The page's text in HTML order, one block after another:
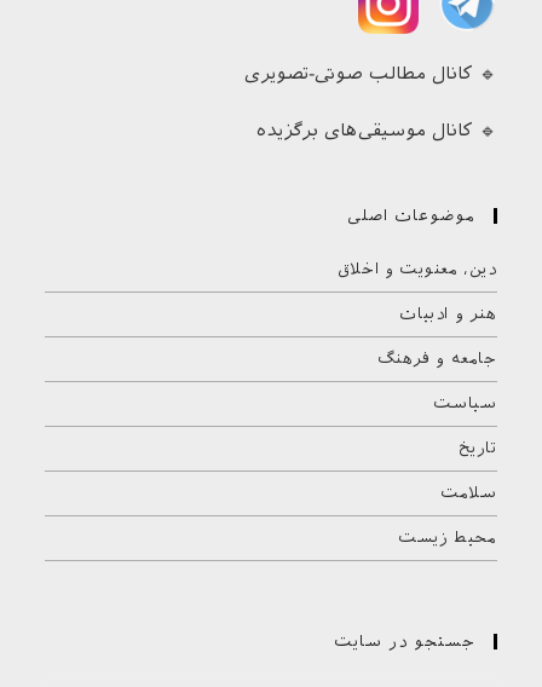
🔹 کانال مطالب صوتی-تصویری
🔹 کانال موسیقی‌های برگزیده
موضوعات اصلی
دین، معنویت و اخلاق
هنر و ادبیات
جامعه و فرهنگ
سیاست
تاریخ
سلامت
محیط زیست
جستجو در سایت